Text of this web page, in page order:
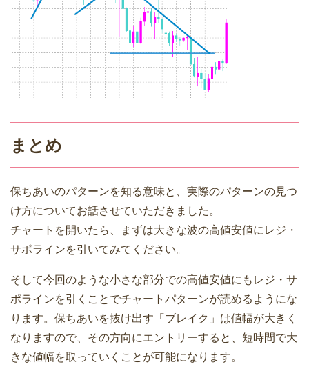
まとめ
保ちあいのパターンを知る意味と、実際のパターンの見つ
け方についてお話させていただきました。
チャートを開いたら、まずは大きな波の高値安値にレジ・
サポラインを引いてみてください。
そして今回のような小さな部分での高値安値にもレジ・サ
ポラインを引くことでチャートパターンが読めるようにな
ります。保ちあいを抜け出す「ブレイク」は値幅が大きく
なりますので、その方向にエントリーすると、短時間で大
きな値幅を取っていくことが可能になります。